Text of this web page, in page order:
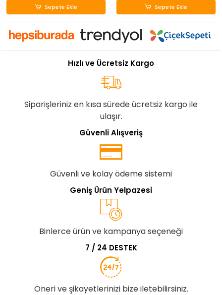
Sepete Ekle Sepete Ekle
Hızlı ve Ücretsiz Kargo
Siparişleriniz en kısa sürede ücretsiz kargo ile
ulaşır.
Güvenli Alışveriş
Güvenli ve kolay ödeme sistemi
Geniş Ürün Yelpazesi
Binlerce ürün ve kampanya seçeneği
7 / 24 DESTEK
Öneri ve şikayetlerinizi bize iletebilirsiniz.